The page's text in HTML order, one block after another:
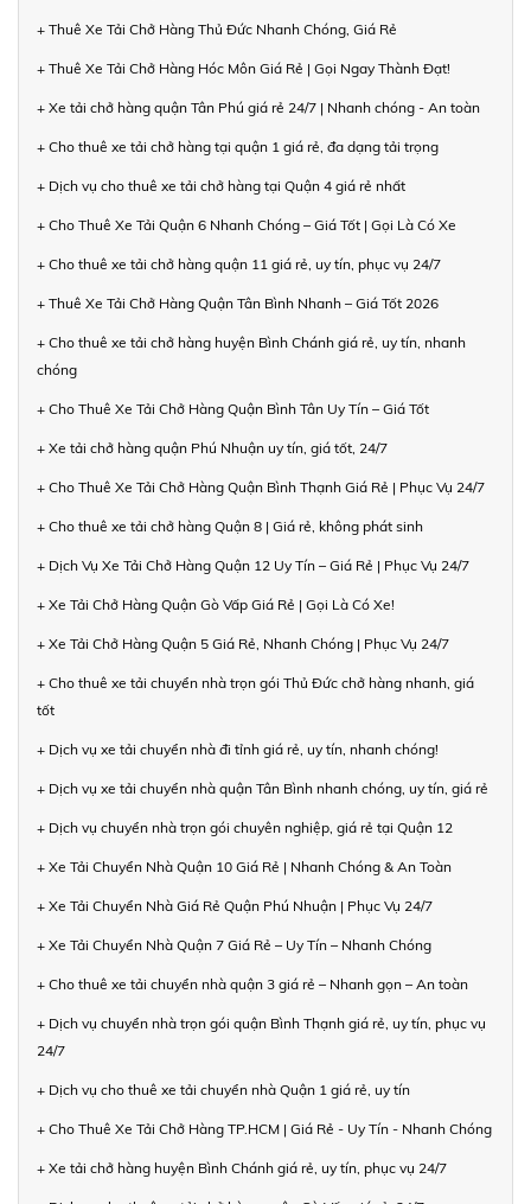
+ Thuê Xe Tải Chở Hàng Thủ Đức Nhanh Chóng, Giá Rẻ
+ Thuê Xe Tải Chở Hàng Hóc Môn Giá Rẻ | Gọi Ngay Thành Đạt!
+ Xe tải chở hàng quận Tân Phú giá rẻ 24/7 | Nhanh chóng - An toàn
+ Cho thuê xe tải chở hàng tại quận 1 giá rẻ, đa dạng tải trọng
+ Dịch vụ cho thuê xe tải chở hàng tại Quận 4 giá rẻ nhất
+ Cho Thuê Xe Tải Quận 6 Nhanh Chóng – Giá Tốt | Gọi Là Có Xe
+ Cho thuê xe tải chở hàng quận 11 giá rẻ, uy tín, phục vụ 24/7
+ Thuê Xe Tải Chở Hàng Quận Tân Bình Nhanh – Giá Tốt 2026
+ Cho thuê xe tải chở hàng huyện Bình Chánh giá rẻ, uy tín, nhanh
chóng
+ Cho Thuê Xe Tải Chở Hàng Quận Bình Tân Uy Tín – Giá Tốt
+ Xe tải chở hàng quận Phú Nhuận uy tín, giá tốt, 24/7
+ Cho Thuê Xe Tải Chở Hàng Quận Bình Thạnh Giá Rẻ | Phục Vụ 24/7
+ Cho thuê xe tải chở hàng Quận 8 | Giá rẻ, không phát sinh
+ Dịch Vụ Xe Tải Chở Hàng Quận 12 Uy Tín – Giá Rẻ | Phục Vụ 24/7
+ Xe Tải Chở Hàng Quận Gò Vấp Giá Rẻ | Gọi Là Có Xe!
+ Xe Tải Chở Hàng Quận 5 Giá Rẻ, Nhanh Chóng | Phục Vụ 24/7
+ Cho thuê xe tải chuyển nhà trọn gói Thủ Đức chở hàng nhanh, giá
tốt
+ Dịch vụ xe tải chuyển nhà đi tỉnh giá rẻ, uy tín, nhanh chóng!
+ Dịch vụ xe tải chuyển nhà quận Tân Bình nhanh chóng, uy tín, giá rẻ
+ Dịch vụ chuyển nhà trọn gói chuyên nghiệp, giá rẻ tại Quận 12
+ Xe Tải Chuyển Nhà Quận 10 Giá Rẻ | Nhanh Chóng & An Toàn
+ Xe Tải Chuyển Nhà Giá Rẻ Quận Phú Nhuận | Phục Vụ 24/7
+ Xe Tải Chuyển Nhà Quận 7 Giá Rẻ – Uy Tín – Nhanh Chóng
+ Cho thuê xe tải chuyển nhà quận 3 giá rẻ – Nhanh gọn – An toàn
+ Dịch vụ chuyển nhà trọn gói quận Bình Thạnh giá rẻ, uy tín, phục vụ
24/7
+ Dịch vụ cho thuê xe tải chuyển nhà Quận 1 giá rẻ, uy tín
+ Cho Thuê Xe Tải Chở Hàng TP.HCM | Giá Rẻ - Uy Tín - Nhanh Chóng
+ Xe tải chở hàng huyện Bình Chánh giá rẻ, uy tín, phục vụ 24/7